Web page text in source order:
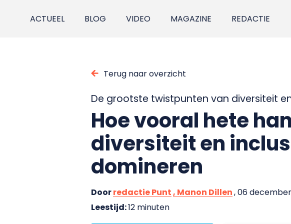
ACTUEEL BLOG VIDEO MAGAZINE REDACTIE
Terug naar overzicht
De grootste twistpunten van diversiteit
Hoe vooral hete
diversiteit en
domineren
Doorredactie Punt, Manon Dillen, 06
Leestijd:12 minuten